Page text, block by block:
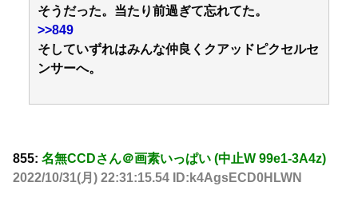
そうだった。当たり前過ぎて忘れてた。
>>849
そしていずれはみんな仲良くクアッドピクセルセ
ンサーへ。
855: 名無CCDさん＠画素いっぱい (中止W 99e1-3A4z)
2022/10/31(月) 22:31:15.54 ID:k4AgsECD0HLWN